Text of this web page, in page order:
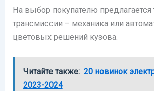
На выбор покупателю предлагается
трансмиссии – механика или
цветовых решений кузова.
Читайте также: 20 новинок
2023-2024